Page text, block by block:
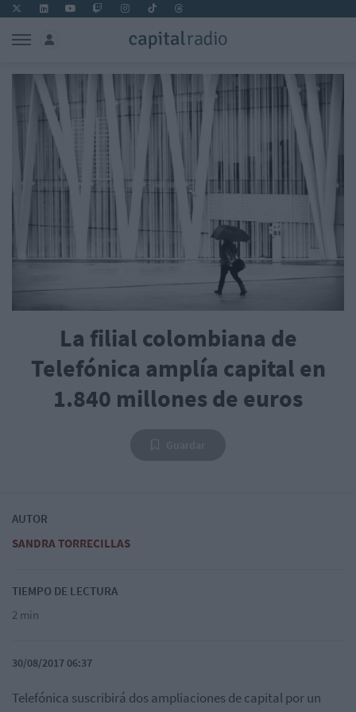
La filial colombiana de
Telefónica amplía capital en
1.840 millones de euros
AUTOR
SANDRA TORRECILLAS
TIEMPO DE LECTURA
2 min
30/08/2017 06:37
Telefónica suscribirá dos ampliaciones de capital por un